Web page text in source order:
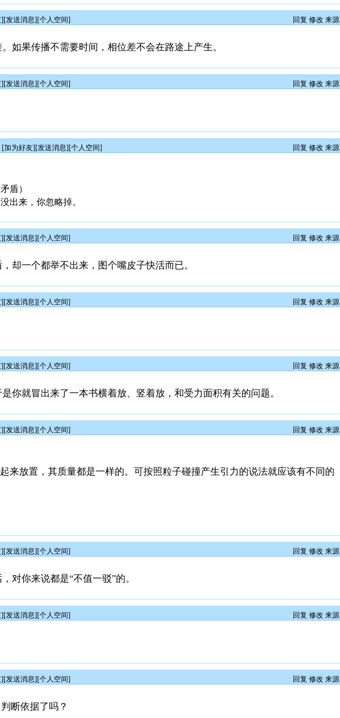
][发送消息][个人空间] 回复 修改 来源
如果传播不需要时间，相位差不会在路途上产生。
][发送消息][个人空间] 回复 修改 来源
[加为好友][发送消息][个人空间] 回复 修改 来源
盾）
出来，你忽略掉。
][发送消息][个人空间] 回复 修改 来源
却一个都举不出来，图个嘴皮子快活而已。
][发送消息][个人空间] 回复 修改 来源
][发送消息][个人空间] 回复 修改 来源
你就冒出来了一本书横着放、竖着放，和受力面积有关的问题。
][发送消息][个人空间] 回复 修改 来源
来放置，其质量都是一样的。可按照粒子碰撞产生引力的说法就应该有不同的
][发送消息][个人空间] 回复 修改 来源
对你来说都是“不值一驳”的。
][发送消息][个人空间] 回复 修改 来源
][发送消息][个人空间] 回复 修改 来源
断依据了吗？